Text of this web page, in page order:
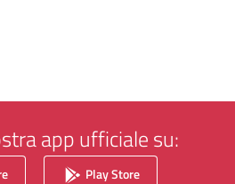
app ufficiale su:
Play Store